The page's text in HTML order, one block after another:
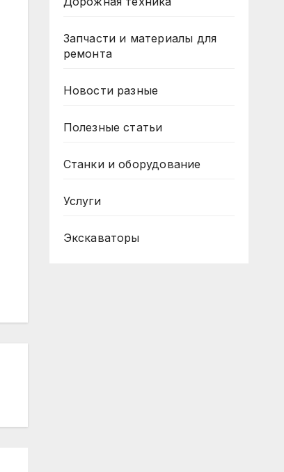
Запчасти и материалы для
ремонта
Новости разные
Полезные статьи
Станки и оборудование
Услуги
Экскаваторы